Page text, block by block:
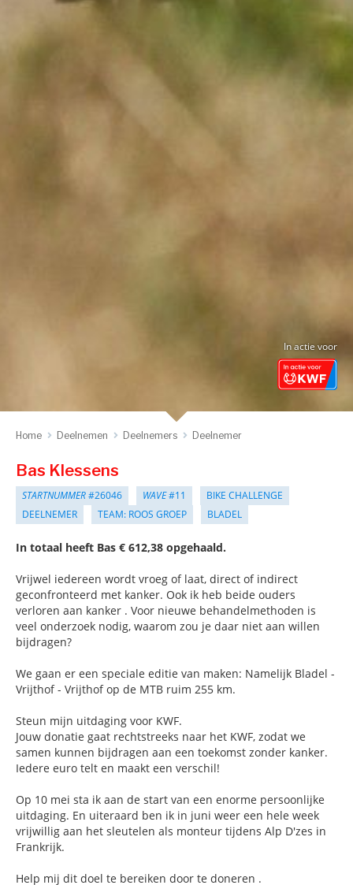
In actie voor
Home Deelnemen Deelnemers Deelnemer
Bas Klessens
STARTNUMMER#26046 WAVE#11
BIKE CHALLENGE
DEELNEMER
TEAM: ROOS GROEP BLADEL
In totaal heeft Bas € 612,38 opgehaald.
Vrijwel iedereen wordt vroeg of laat, direct of indirect
geconfronteerd met kanker. Ook ik heb beide ouders
verloren aan kanker . Voor nieuwe behandelmethoden is
veel onderzoek nodig, waarom zou je daar niet aan willen
bijdragen?
We gaan er een speciale editie van maken: Namelijk Bladel -
Vrijthof - Vrijthof op de MTB ruim 255 km.
Steun mijn uitdaging voor KWF.
Jouw donatie gaat rechtstreeks naar het KWF, zodat we
samen kunnen bijdragen aan een toekomst zonder kanker.
Iedere euro telt en maakt een verschil!
Op 10 mei sta ik aan de start van een enorme persoonlijke
uitdaging. En uiteraard ben ik in juni weer een hele week
vrijwillig aan het sleutelen als monteur tijdens Alp D'zes in
Frankrijk.
Help mij dit doel te bereiken door te doneren .